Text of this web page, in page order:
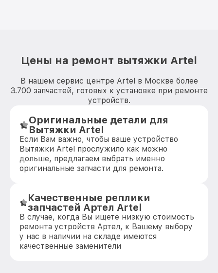
Цены на ремонт вытяжки Artel
В нашем сервис центре Artel в Москве более
3.700 запчастей, готовых к установке при ремонте
устройств.
Оригинальные детали для
Вытяжки Artel
Если Вам важно, чтобы ваше устройство
Вытяжки Artel прослужило как можно
дольше, предлагаем выбрать именно
оригинальные запчасти для ремонта.
Качественные реплики
запчастей Артел Artel
В случае, когда Вы ищете низкую стоимость
ремонта устройств Артел, к Вашему выбору
у нас в наличии на складе имеются
качественные заменители